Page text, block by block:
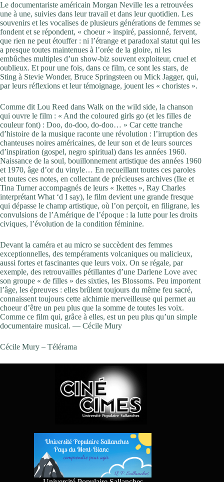
Le documentariste américain Morgan Neville les a retrouvées
une à une, suivies dans leur travail et dans leur quotidien. Les
souvenirs et les vocalises de plusieurs générations de femmes se
fondent et se répondent, « choeur » inspiré, passionné, fervent,
que rien ne peut étouffer : ni l’étrange et paradoxal statut qui les
a presque toutes maintenues à l’orée de la gloire, ni les
embûches multiples d’un show-biz souvent exploiteur, cruel et
oublieux. Et pour une fois, dans ce film, ce sont les stars, de
Sting à Stevie Wonder, Bruce Springsteen ou Mick Jagger, qui,
par leurs réflexions et leur témoignage, jouent les « choristes ».
Comme dit Lou Reed dans Walk on the wild side, la chanson
qui ouvre le film : « And the coloured girls go (et les filles de
couleur font) : Doo, do-doo, do-doo… » Car cette tranche
d’histoire de la musique raconte une révolution : l’irruption des
chanteuses noires américaines, de leur son et de leurs sources
d’inspiration (gospel, negro spiritual) dans les années 1960.
Naissance de la soul, bouillonnement artistique des années 1960
et 1970, âge d’or du vinyle… En recueillant toutes ces paroles
et toutes ces notes, en collectant de précieuses archives (Ike et
Tina Turner accompagnés de leurs « Ikettes », Ray Charles
interprétant What ‘d I say), le film devient une grande fresque
qui dépasse le champ artistique, où l’on perçoit, en filigrane, les
convulsions de l’Amérique de l’époque : la lutte pour les droits
civiques, l’évolution de la condition féminine.
Devant la caméra et au micro se succèdent des femmes
exceptionnelles, des tempéraments volcaniques ou malicieux,
aussi fortes et fascinantes que leurs voix. On se régale, par
exemple, des retrouvailles pétillantes d’une Darlene Love avec
son groupe « de filles » des sixties, les Blossoms. Peu importent
l’âge, les épreuves : elles brûlent toujours du même feu sacré,
connaissent toujours cette alchimie merveilleuse qui permet au
choeur d’être un peu plus que la somme de toutes les voix.
Comme ce film qui, grâce à elles, est un peu plus qu’un simple
documentaire musical. — Cécile Mury
Cécile Mury – Télérama